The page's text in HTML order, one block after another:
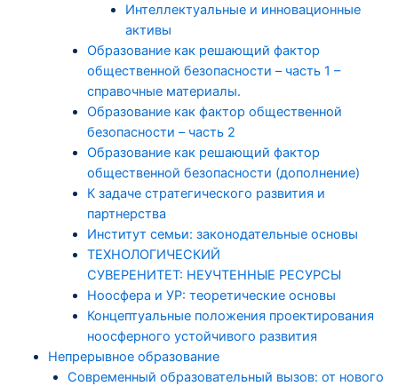
Интеллектуальные и инновационные
активы
Образование как решающий фактор
общественной безопасности – часть 1 –
справочные материалы.
Образование как фактор общественной
безопасности – часть 2
Образование как решающий фактор
общественной безопасности (дополнение)
К задаче стратегического развития и
партнерства
Институт семьи: законодательные основы
ТЕХНОЛОГИЧЕСКИЙ
СУВЕРЕНИТЕТ: НЕУЧТЕННЫЕ РЕСУРСЫ
Ноосфера и УР: теоретические основы
Концептуальные положения проектирования
ноосферного устойчивого развития
Непрерывное образование
Современный образовательный вызов: от нового